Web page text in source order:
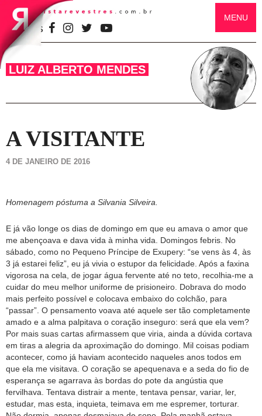
SIGA-NOS
MENU
LUIZ ALBERTO MENDES
A VISITANTE
4 DE JANEIRO DE 2016
Homenagem póstuma a Silvania Silveira.
E já vão longe os dias de domingo em que eu amava o amor que
me abençoava e dava vida à minha vida. Domingos febris. No
sábado, como no Pequeno Príncipe de Exupery: “se vens às 4, às
3 já estarei feliz”, eu já vivia o estupor da felicidade. Após a faxina
vigorosa na cela, de jogar água fervente até no teto, recolhia-me a
cuidar do meu melhor uniforme de prisioneiro. Dobrava do modo
mais perfeito possível e colocava embaixo do colchão, para
“passar”. O pensamento voava até aquele ser tão completamente
amado e a alma palpitava o coração inseguro: será que ela vem?
Por mais suas cartas afirmassem que viria, ainda a dúvida cortava
em tiras a alegria da aproximação do domingo. Mil coisas podiam
acontecer, como já haviam acontecido naqueles anos todos em
que ela me visitava. O coração se apequenava e a seda do fio de
esperança se agarrava às bordas do pote da angústia que
fervilhava. Tentava distrair a mente, tentava pensar, variar, ler,
estudar, mas esta, inquieta, teimava em me espremer, torturar.